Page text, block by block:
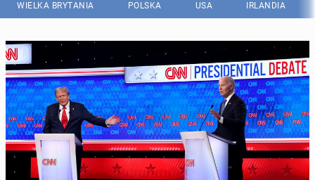
WIELKA BRYTANIA POLSKA USA IRLANDIA